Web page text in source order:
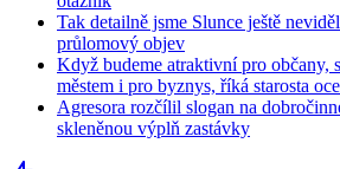
Tak detailně jsme Slunce ještě
průlomový objev
Když budeme atraktivní pro občany,
městem i pro byznys, říká starosta
Agresora rozčílil slogan na
skleněnou výplň zastávky